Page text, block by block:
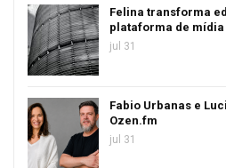
Felina transforma
plataforma de
jul 31
Fabio Urbanas e
Ozen.fm
jul 31